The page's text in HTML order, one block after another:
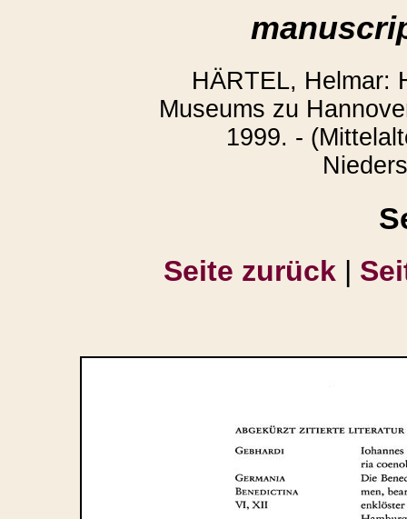
HÄRTEL, Helmar:
Museums zu
1999. -
Seite zurück |